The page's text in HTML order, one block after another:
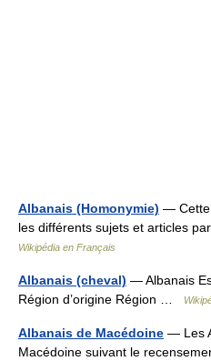
Albanais (Homonymie) — Cette
les différents sujets et articles
Wikipédia en Français
Albanais (cheval) — Albanais
Région d’origine Région …
Albanais de Macédoine — Les
Macédoine suivant le